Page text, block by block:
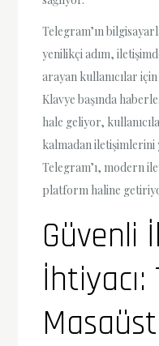
Telegram’ın
yenilikçi adım,
arayan kullanıcılar
Klavye başında
hale geliyor,
kalmadan
Telegram’ı, modern
platform haline
Güvenli
İhtiyacı: